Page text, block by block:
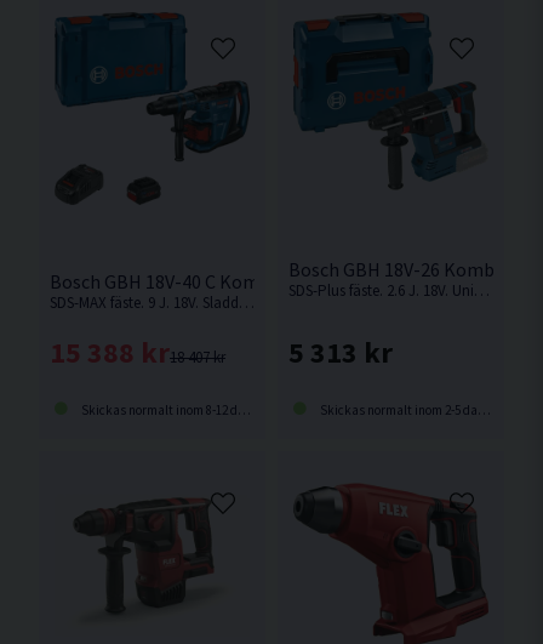
Bosch GBH 18V-40 C Kombihammare 18V (2x5,5Ah)
SDS-MAX fäste. 9 J. 18V. Sladdlös frihet med kabeldriven effekt – SDS max allrounder för bilning i betong och borrning upp till 40 mm
18 407 kr
15 388 kr
Skickas normalt inom 8-12 dagar
Bosch GBH 18V-26
SDS-Plus fäste. 2.6 J. 18V. Universell Kombihammare från Bosch med SDS-Plus fäste. Levereras utan batteri och laddare.
5 313 kr
Skickas normalt inom 2-5 dagar